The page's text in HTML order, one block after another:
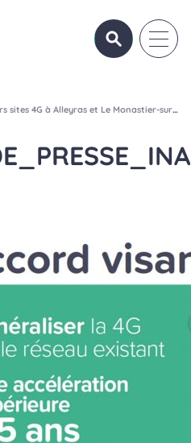
OUVRIR/
à Alleyras et Le Monastier-sur-Gazeille, Haute-Loire